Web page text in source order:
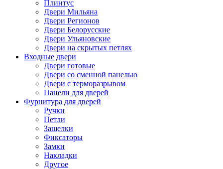
Плинтус
Двери Мильяна
Двери Регионов
Двери Белорусские
Двери Ульяновские
Двери на скрытых петлях
Входные двери
Двери готовые
Двери со сменной панелью
Двери с терморазрывом
Панели для дверей
Фурнитура для дверей
Ручки
Петли
Защелки
Фиксаторы
Замки
Накладки
Другое